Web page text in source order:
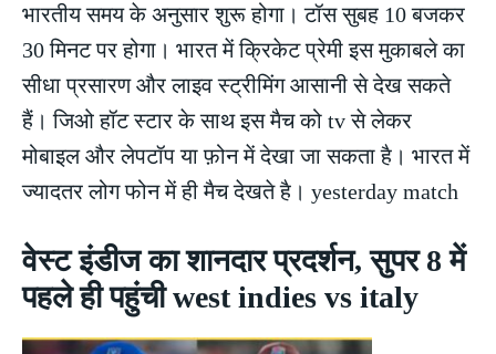
भारतीय समय के अनुसार शुरू होगा। टॉस सुबह 10 बजकर
30 मिनट पर होगा। भारत में क्रिकेट प्रेमी इस मुकाबले का
सीधा प्रसारण और लाइव स्ट्रीमिंग आसानी से देख सकते
हैं। जिओ हॉट स्टार के साथ इस मैच को tv से लेकर
मोबाइल और लेपटॉप या फ़ोन में देखा जा सकता है। भारत में
ज्यादतर लोग फोन में ही मैच देखते है। yesterday match
वेस्ट इंडीज का शानदार प्रदर्शन, सुपर 8 में
पहले ही पहुंची west indies vs italy